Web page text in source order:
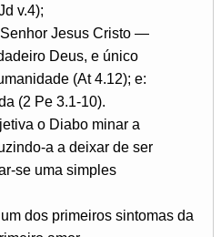
v.4);
Jesus Cristo —
Deus, e único
(At 4.12); e:
(2 Pe 3.1-10).
o Diabo minar a
a a deixar de ser
se uma simples
dos primeiros sintomas da